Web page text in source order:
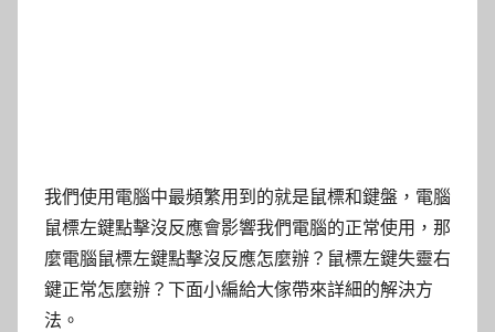
我們使用電腦中最頻繁用到的就是鼠標和鍵盤，電腦
鼠標左鍵點擊沒反應會影響我們電腦的正常使用，那
麼電腦鼠標左鍵點擊沒反應怎麼辦？鼠標左鍵失靈右
鍵正常怎麼辦？下面小編給大傢帶來詳細的解決方
法。